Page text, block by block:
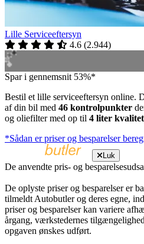
Lille Serviceeftersyn
4.6 (2.944)
Spar i gennemsnit 53%*
Bestil et lille serviceeftersyn online.
af din bil med 46 kontrolpunkter
og oliefilter med op til 4 liter
*Sådan er priser og besparelser
Luk
De anvendte pris- og
De oplyste priser og besparelser er
tilmeldt Autobutler og deres egne,
priser og besparelser kan variere
årgang, værkstedernes
opgaven ønskes udført.